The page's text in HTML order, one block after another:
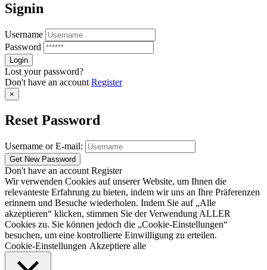
Signin
Username
Password
Lost your password?
Don't have an account Register
×
Reset Password
Username or E-mail:
Don't have an account Register
Wir verwenden Cookies auf unserer Website, um Ihnen die
relevanteste Erfahrung zu bieten, indem wir uns an Ihre Präferenzen
erinnern und Besuche wiederholen. Indem Sie auf „Alle
akzeptieren“ klicken, stimmen Sie der Verwendung ALLER
Cookies zu. Sie können jedoch die „Cookie-Einstellungen“
besuchen, um eine kontrollierte Einwilligung zu erteilen.
Cookie-Einstellungen Akzeptiere alle